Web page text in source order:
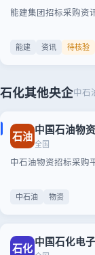
能建集团招标采购资
能建 资讯 待核验
石化其他央企中石
石油 中国石油物
全国
中石油物资招标采购
中石油 物资
石化 中国石化电